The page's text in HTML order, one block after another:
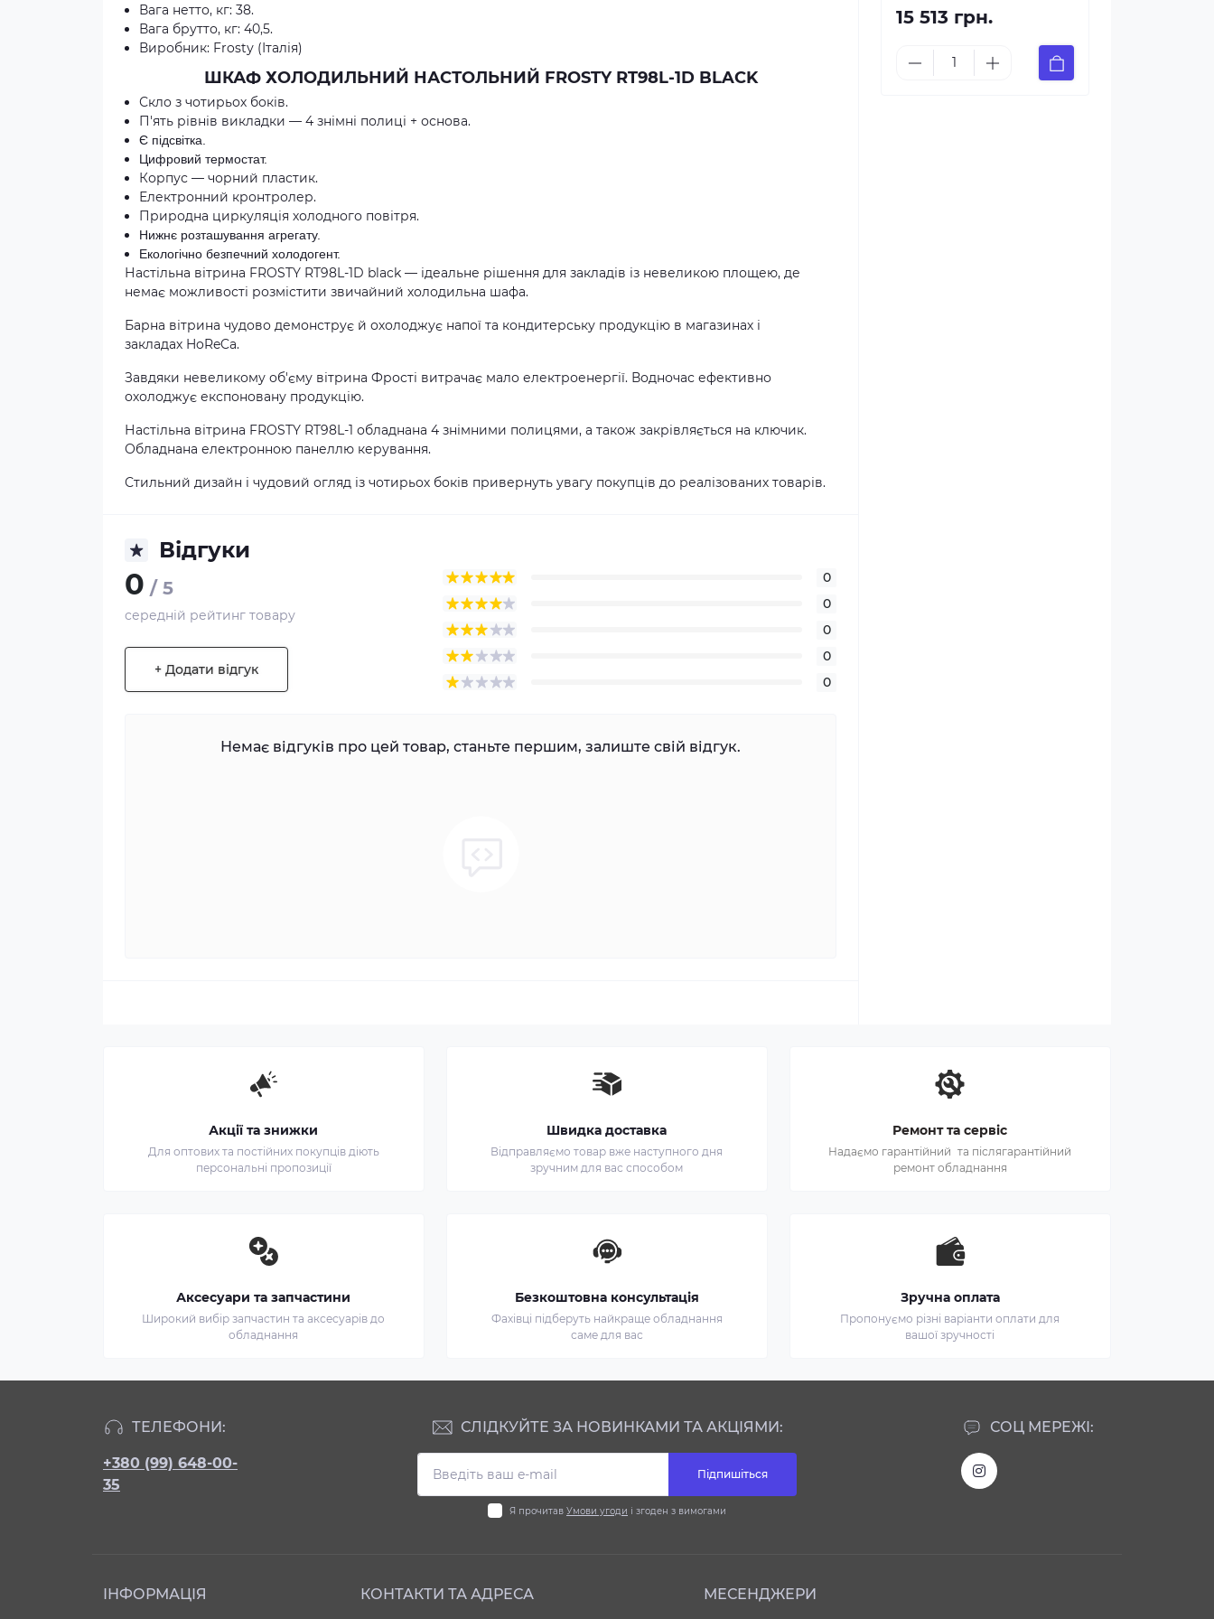
Вага нетто, кг: 38.
Вага брутто, кг: 40,5.
Виробник: Frostу (Італія)
ШКАФ ХОЛОДИЛЬНИЙ НАСТОЛЬНИЙ FROSTY RT98L-1D BLACK
Скло з чотирьох боків.
П'ять рівнів викладки — 4 знімні полиці + основа.
Є підсвітка.
Цифровий термостат.
Корпус — чорний пластик.
Електронний кронтролер.
Природна циркуляція холодного повітря.
Нижнє розташування агрегату.
Екологічно безпечний холодогент.
Настільна вітрина FROSTY RT98L-1D black — ідеальне рішення для закладів із невеликою площею, де
немає можливості розмістити звичайний холодильна шафа.
Барна вітрина чудово демонструє й охолоджує напої та кондитерську продукцію в магазинах і
закладах HoReCa.
Завдяки невеликому об'єму вітрина Фрості витрачає мало електроенергії. Водночас ефективно
охолоджує експоновану продукцію.
Настільна вітрина FROSTY RT98L-1 обладнана 4 знімними полицями, а також закрівляється на ключик.
Обладнана електронною панеллю керування.
Стильний дизайн і чудовий огляд із чотирьох боків привернуть увагу покупців до реалізованих товарів.
Відгуки
0 / 5
середній рейтинг товару
+ Додати відгук
0
0
0
0
0
Немає відгуків про цей товар, станьте першим, залиште свій відгук.
15 513 грн.
Акції та знижки
Для оптових та постійних покупців діють
персональні пропозиції
Швидка доставка
Відправляємо товар вже наступного дня
зручним для вас способом
Ремонт та сервіс
Надаємо гарантійний та післягарантійний
ремонт обладнання
Аксесуари та запчастини
Широкий вибір запчастин та аксесуарів до
обладнання
Безкоштовна консультація
Фахівці підберуть найкраще обладнання
саме для вас
Зручна оплата
Пропонуємо різні варіанти оплати для
вашої зручності
ТЕЛЕФОНИ:
+380 (99) 648-00-
35
СОЦ МЕРЕЖІ:
СЛІДКУЙТЕ ЗА НОВИНКАМИ ТА АКЦІЯМИ:
Підпишіться
Я прочитав Умови угоди і згоден з вимогами
ІНФОРМАЦІЯ КОНТАКТИ ТА АДРЕСА МЕСЕНДЖЕРИ